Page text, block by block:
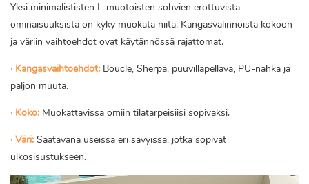
Yksi minimalististen L-muotoisten sohvien erottuvista
ominaisuuksista on kyky muokata niitä. Kangasvalinnoista kokoon
ja väriin vaihtoehdot ovat käytännössä rajattomat.
· Kangasvaihtoehdot: Boucle, Sherpa, puuvillapellava, PU-nahka ja
paljon muuta.
· Koko: Muokattavissa omiin tilatarpeisiisi sopivaksi.
· Väri: Saatavana useissa eri sävyissä, jotka sopivat
ulkosisustukseen.